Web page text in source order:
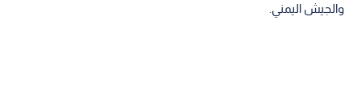
والجيش اليمني.